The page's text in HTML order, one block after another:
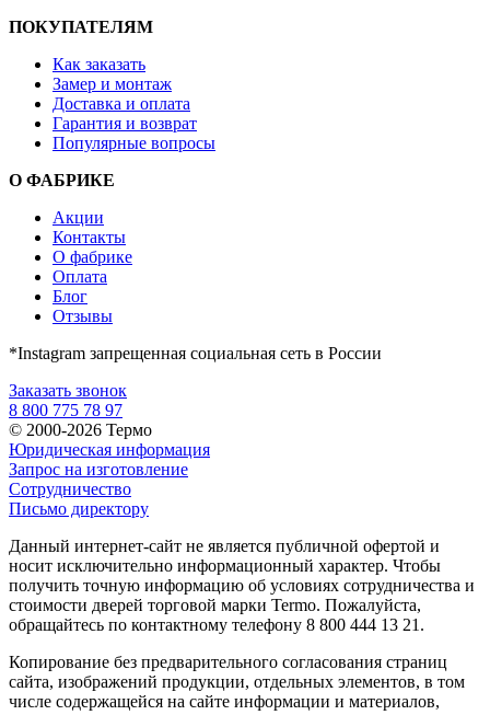
ПОКУПАТЕЛЯМ
Как заказать
Замер и монтаж
Доставка и оплата
Гарантия и возврат
Популярные вопросы
О ФАБРИКЕ
Акции
Контакты
О фабрике
Оплата
Блог
Отзывы
*Instagram запрещенная социальная сеть в России
Заказать звонок
8 800 775 78 97
© 2000-2026 Термо
Юридическая информация
Запрос на изготовление
Сотрудничество
Письмо директору
Данный интернет-сайт не является публичной офертой и
носит исключительно информационный характер. Чтобы
получить точную информацию об условиях сотрудничества и
стоимости дверей торговой марки Termo. Пожалуйста,
обращайтесь по контактному телефону 8 800 444 13 21.
Копирование без предварительного согласования страниц
сайта, изображений продукции, отдельных элементов, в том
числе содержащейся на сайте информации и материалов,